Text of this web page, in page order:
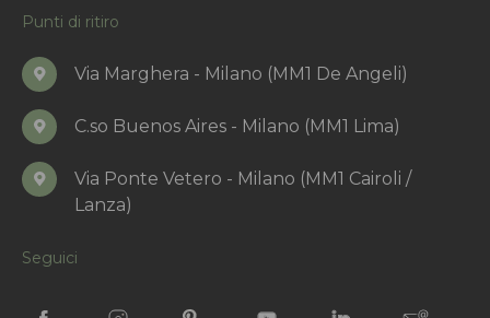
Punti di ritiro
Via Marghera - Milano (MM1 De Angeli)
C.so Buenos Aires - Milano (MM1 Lima)
Via Ponte Vetero - Milano (MM1 Cairoli /
Lanza)
Seguici